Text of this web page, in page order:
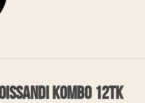
kombo 12tk